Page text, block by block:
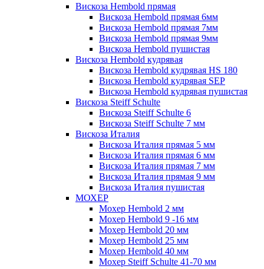
Вискоза Hembold прямая
Вискоза Hembold прямая 6мм
Вискоза Hembold прямая 7мм
Вискоза Hembold прямая 9мм
Вискоза Hembold пушистая
Вискоза Hembold кудрявая
Вискоза Hembold кудрявая HS 180
Вискоза Hembold кудрявая SEP
Вискоза Hembold кудрявая пушистая
Вискоза Steiff Schulte
Вискоза Steiff Schulte 6
Вискоза Steiff Schulte 7 мм
Вискоза Италия
Вискоза Италия прямая 5 мм
Вискоза Италия прямая 6 мм
Вискоза Италия прямая 7 мм
Вискоза Италия прямая 9 мм
Вискоза Италия пушистая
МОХЕР
Мохер Hembold 2 мм
Мохер Hembold 9 -16 мм
Мохер Hembold 20 мм
Мохер Hembold 25 мм
Мохер Hembold 40 мм
Мохер Steiff Schulte 41-70 мм